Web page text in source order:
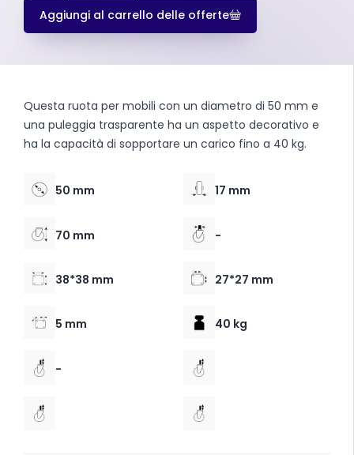
Aggiungi al carrello delle offerte
Questa ruota per mobili con un diametro di 50 mm e
una puleggia trasparente ha un aspetto decorativo e
ha la capacità di sopportare un carico fino a 40 kg.
50 mm 17 mm
70 mm -
38*38 mm 27*27 mm
5 mm 40 kg
-